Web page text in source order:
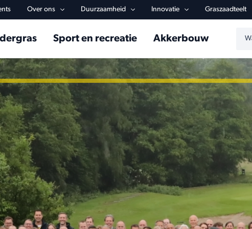
Over ons Duurzaamheid Innovatie Graszaadteelt
navigationSport en recreatie Akkerbouw